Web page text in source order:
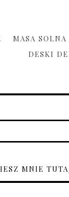
MASA SOLNA
DESKI
MNIE